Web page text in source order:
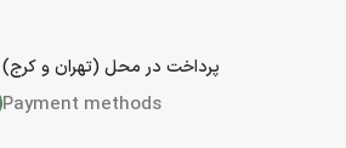
پرداخت در محل (تهران و کرج)
Payment methods